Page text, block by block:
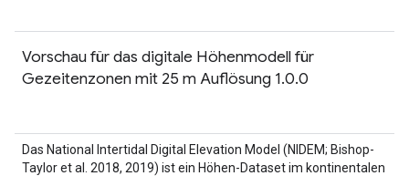
Vorschau für das digitale Höhenmodell für
Gezeitenzonen mit 25 m Auflösung 1.0.0
Das National Intertidal Digital Elevation Model (NIDEM; Bishop-
Taylor et al. 2018, 2019) ist ein Höhen-Dataset im kontinentalen